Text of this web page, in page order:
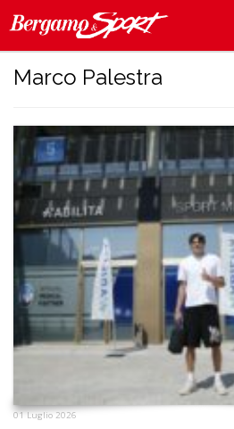
Marco Palestra
01 Luglio 2026